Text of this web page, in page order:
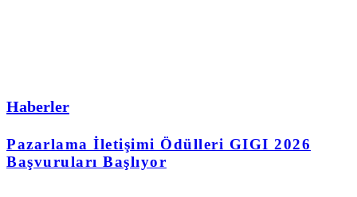
Haberler
Pazarlama İletişimi Ödülleri GIGI 2026
Başvuruları Başlıyor